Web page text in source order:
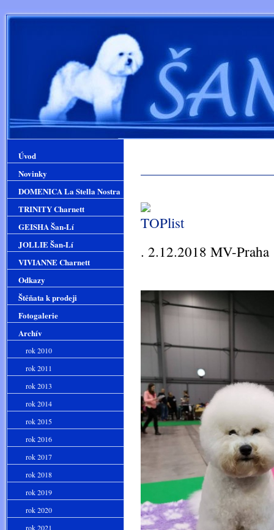
. 2.12.2018 MV-
Úvod
Novinky
DOMENICA La Stella Nostra
TRINITY Charnett
GEISHA Šan-Lí
JOLLIE Šan-Lí
VIVIANNE Charnett
Odkazy
Štěňata k prodeji
Fotogalerie
Archív
rok 2010
rok 2011
rok 2013
rok 2014
rok 2015
rok 2016
rok 2017
rok 2018
rok 2019
rok 2020
rok 2021